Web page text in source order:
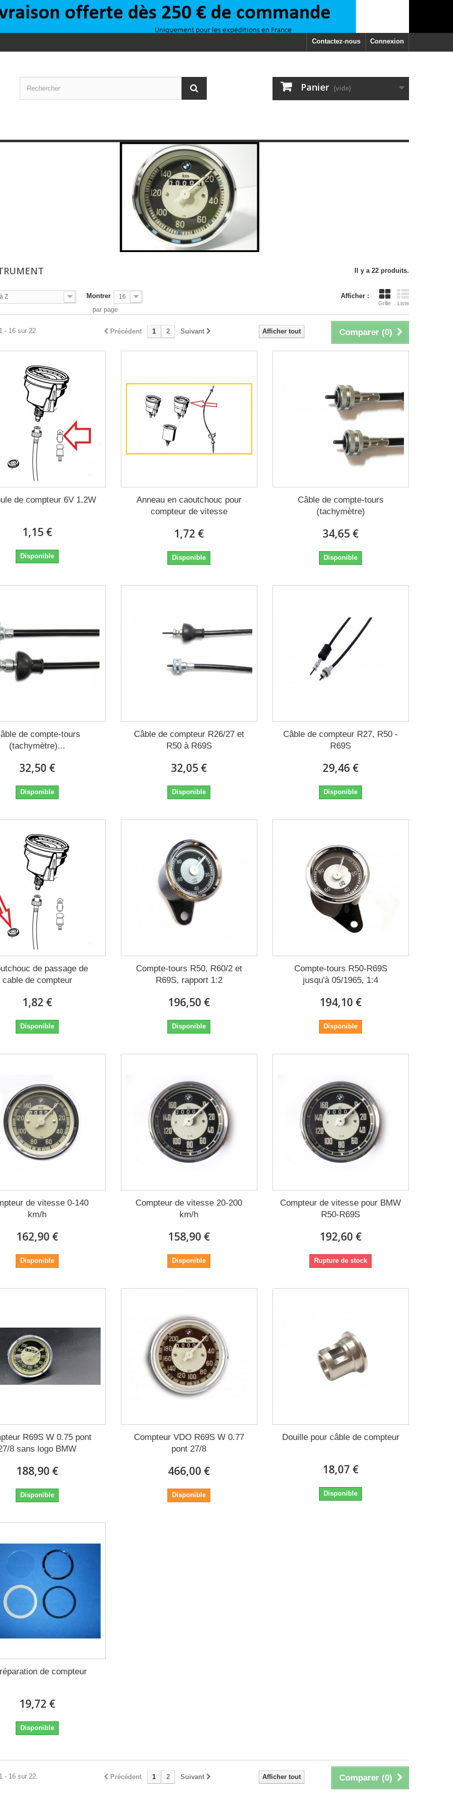
Connexion
Contactez-nous
Panier (vide)
Il y a 22 produits.
Afficher :
Grille Liste
Z Montrer 16
par page
Comparer (0)
Afficher tout
Précédent 1 2 Suivant
- 16 sur 22.
de compteur 6V 1.2W
1,15 €
Disponible
Anneau en caoutchouc pour
compteur de vitesse
1,72 €
Disponible
Câble de compte-tours
(tachymètre)
34,65 €
Disponible
de compte-tours
(tachymètre)...
32,50 €
Disponible
Câble de compteur R26/27 et
R50 à R69S
32,05 €
Disponible
Câble de compteur R27, R50 -
R69S
29,46 €
Disponible
de passage de
cable de compteur
1,82 €
Disponible
Compte-tours R50, R60/2 et
R69S, rapport 1:2
196,50 €
Disponible
Compte-tours R50-R69S
jusqu'à 05/1965, 1:4
194,10 €
Disponible
de vitesse 0-140
km/h
162,90 €
Disponible
Compteur de vitesse 20-200
km/h
158,90 €
Disponible
Compteur de vitesse pour BMW
R50-R69S
192,60 €
Rupture de stock
R69S W 0.75 pont
8 sans logo BMW
188,90 €
Disponible
Compteur VDO R69S W 0.77
pont 27/8
466,00 €
Disponible
Douille pour câble de compteur
18,07 €
Disponible
de compteur
19,72 €
Disponible
Comparer (0)
Afficher tout
Précédent 1 2 Suivant
- 16 sur 22.